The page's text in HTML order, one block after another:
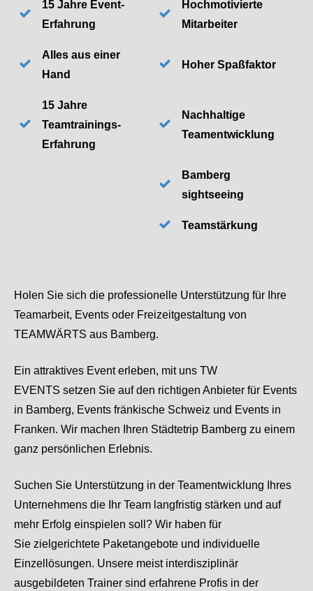
15 Jahre Event-
Erfahrung
Hochmotivierte
Mitarbeiter
Alles aus einer
Hand
Hoher Spaßfaktor
15 Jahre
Teamtrainings-
Erfahrung
Nachhaltige
Teamentwicklung
Bamberg
sightseeing
Teamstärkung
Holen Sie sich die professionelle Unterstützung für Ihre
Teamarbeit, Events oder Freizeitgestaltung von
TEAMWÄRTS aus Bamberg.
Ein attraktives Event erleben, mit uns TW
EVENTS setzen Sie auf den richtigen Anbieter für Events
in Bamberg, Events fränkische Schweiz und Events in
Franken. Wir machen Ihren Städtetrip Bamberg zu einem
ganz persönlichen Erlebnis.
Suchen Sie Unterstützung in der Teamentwicklung Ihres
Unternehmens die Ihr Team langfristig stärken und auf
mehr Erfolg einspielen soll? Wir haben für
Sie zielgerichtete Paketangebote und individuelle
Einzellösungen. Unsere meist interdisziplinär
ausgebildeten Trainer sind erfahrene Profis in der